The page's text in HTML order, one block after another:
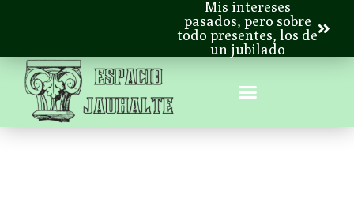
Mis intereses
pasados, pero sobre
todo presentes, los de
un jubilado